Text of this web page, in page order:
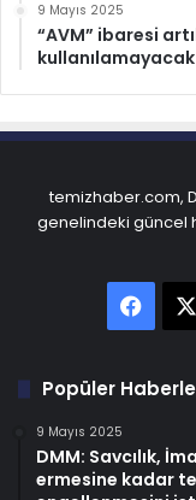
9 Mayıs 2025
“AVM” ibaresi
kullanılamayacak
temizhaber.com,
genelindeki güncel
Popüler
9 Mayıs 2025
DMM: Savcılık,
ermesine kadar